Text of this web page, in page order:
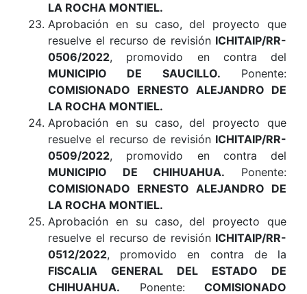
LA ROCHA MONTIEL.
Aprobación en su caso, del proyecto que
resuelve el recurso de revisión ICHITAIP/RR-
0506/2022, promovido en contra del
MUNICIPIO DE SAUCILLO. Ponente:
COMISIONADO ERNESTO ALEJANDRO DE
LA ROCHA MONTIEL.
Aprobación en su caso, del proyecto que
resuelve el recurso de revisión ICHITAIP/RR-
0509/2022, promovido en contra del
MUNICIPIO DE CHIHUAHUA. Ponente:
COMISIONADO ERNESTO ALEJANDRO DE
LA ROCHA MONTIEL.
Aprobación en su caso, del proyecto que
resuelve el recurso de revisión ICHITAIP/RR-
0512/2022, promovido en contra de la
FISCALIA GENERAL DEL ESTADO DE
CHIHUAHUA. Ponente: COMISIONADO